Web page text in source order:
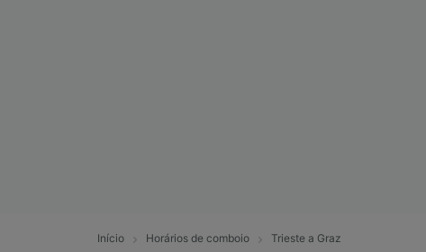
Início Horários de comboio Trieste a Graz